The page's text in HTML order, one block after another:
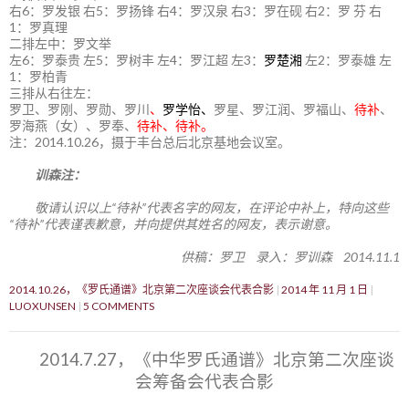
右6：罗发银 右5：罗扬锋 右4：罗汉泉 右3：罗在砚 右2：罗 芬 右
1：罗真理
二排左中：罗文举
左6：罗泰贵 左5：罗树丰 左4：罗江超 左3： 罗楚湘 左2：罗泰雄 左
1：罗柏青
三排从右往左：
罗卫、罗刚、罗勋、罗川 、 罗学怡、 罗星、罗江润、罗福山、 待补、
罗海燕（女）、罗奉、 待补、待补。
注：2014.10.26，摄于丰台总后北京基地会议室。
训森注：
敬请认识以上“待补”代表名字的网友，在评论中补上，特向这些
“待补”代表谨表歉意，并向提供其姓名的网友，表示谢意。
供稿：罗卫 录入：罗训森 2014.11.1
2014.10.26，《罗氏通谱》北京第二次座谈会代表合影 2014 年 11 月 1 日
LUOXUNSEN 5 COMMENTS
2014.7.27，《中华罗氏通谱》北京第二次座谈
会筹备会代表合影